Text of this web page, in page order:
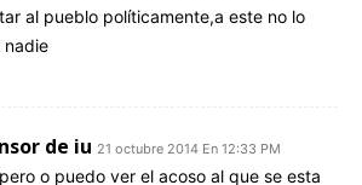
al pueblo políticamente,a este no lo
nadie
de iu 21 octubre 2014 En 12:33 PM
o puedo ver el acoso al que se esta